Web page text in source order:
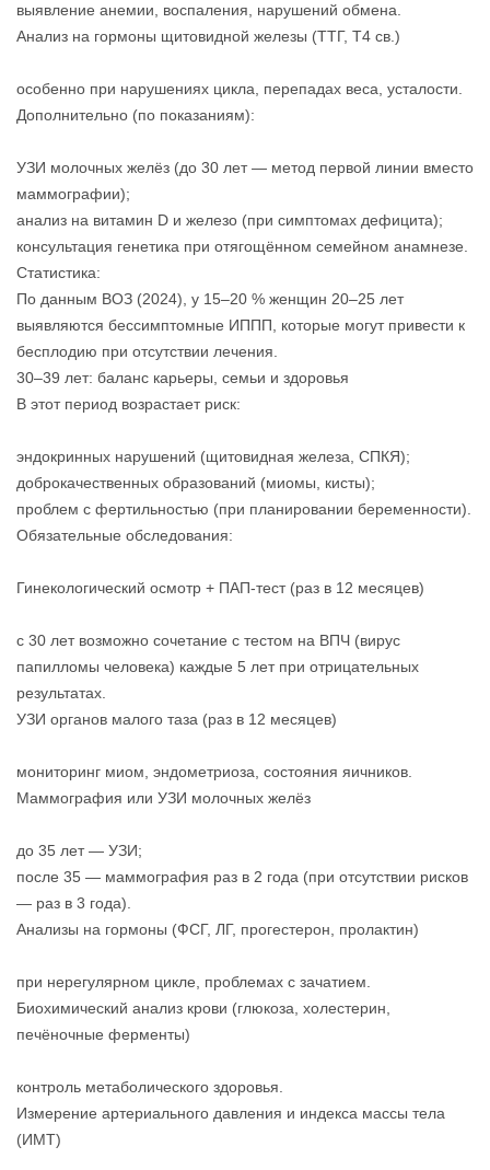
выявление анемии, воспаления, нарушений обмена.
Анализ на гормоны щитовидной железы (ТТГ, Т4 св.)
особенно при нарушениях цикла, перепадах веса, усталости.
Дополнительно (по показаниям):
УЗИ молочных желёз (до 30 лет — метод первой линии вместо
маммографии);
анализ на витамин D и железо (при симптомах дефицита);
консультация генетика при отягощённом семейном анамнезе.
Статистика:
По данным ВОЗ (2024), у 15–20 % женщин 20–25 лет
выявляются бессимптомные ИППП, которые могут привести к
бесплодию при отсутствии лечения.
30–39 лет: баланс карьеры, семьи и здоровья
В этот период возрастает риск:
эндокринных нарушений (щитовидная железа, СПКЯ);
доброкачественных образований (миомы, кисты);
проблем с фертильностью (при планировании беременности).
Обязательные обследования:
Гинекологический осмотр + ПАП‑тест (раз в 12 месяцев)
с 30 лет возможно сочетание с тестом на ВПЧ (вирус
папилломы человека) каждые 5 лет при отрицательных
результатах.
УЗИ органов малого таза (раз в 12 месяцев)
мониторинг миом, эндометриоза, состояния яичников.
Маммография или УЗИ молочных желёз
до 35 лет — УЗИ;
после 35 — маммография раз в 2 года (при отсутствии рисков
— раз в 3 года).
Анализы на гормоны (ФСГ, ЛГ, прогестерон, пролактин)
при нерегулярном цикле, проблемах с зачатием.
Биохимический анализ крови (глюкоза, холестерин,
печёночные ферменты)
контроль метаболического здоровья.
Измерение артериального давления и индекса массы тела
(ИМТ)